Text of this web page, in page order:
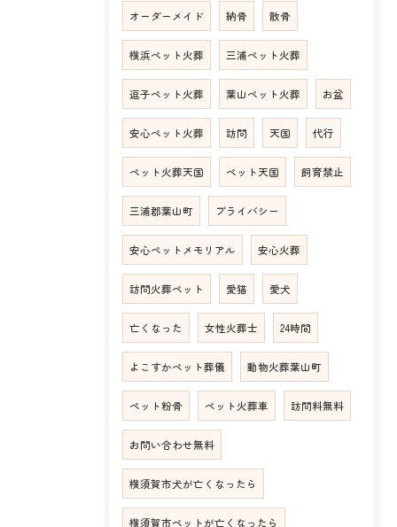
オーダーメイド 納骨 散骨
横浜ペット火葬 三浦ペット火葬
逗子ペット火葬 葉山ペット火葬 お盆
安心ペット火葬 訪問 天国 代行
ペット火葬天国 ペット天国 飼育禁止
三浦郡葉山町 プライバシー
安心ペットメモリアル 安心火葬
訪問火葬ペット 愛猫 愛犬
亡くなった 女性火葬士 24時間
よこすかペット葬儀 動物火葬葉山町
ペット粉骨 ペット火葬車 訪問料無料
お問い合わせ無料
横須賀市犬が亡くなったら
横須賀市ペットが亡くなったら